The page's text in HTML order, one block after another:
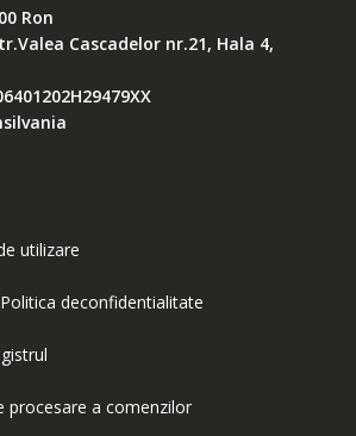
Ron
Cascadelor nr.21, Hala 4,
utilizare
deconfidentialitate
procesare a comenzilor